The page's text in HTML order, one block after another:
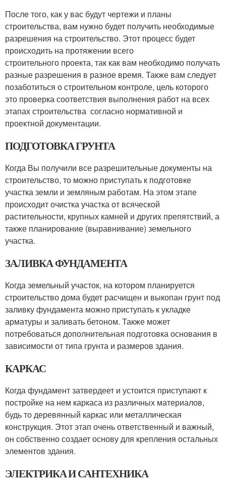
После того, как у вас будут чертежи и планы
строительства, вам нужно будет получить необходимые
разрешения на строительство. Этот процесс будет
происходить на протяжении всего
строительного проекта, так как вам необходимо получать
разные разрешения в разное время. Также вам следует
позаботиться о строительном контроле, цель которого
это проверка соответствия выполнения работ на всех
этапах строительства согласно нормативной и
проектной документации.
ПОДГОТОВКА ГРУНТА
Когда Вы получили все разрешительные документы на
строительство, то можно приступать к подготовке
участка земли и земляным работам. На этом этапе
происходит очистка участка от всяческой
растительности, крупных камней и других препятствий, а
также планирование (выравнивание) земельного
участка.
ЗАЛИВКА ФУНДАМЕНТА
Когда земельный участок, на котором планируется
строительство дома будет расчищен и выкопан грунт под
заливку фундамента можно приступать к укладке
арматуры и заливать бетоном. Также может
потребоваться дополнительная подготовка основания в
зависимости от типа грунта и размеров здания.
КАРКАС
Когда фундамент затвердеет и устоится приступают к
постройке на нем каркаса из различных материалов,
будь то деревянный каркас или металлическая
конструкция. Этот этап очень ответственный и важный,
он собственно создает основу для крепления остальных
элементов здания.
ЭЛЕКТРИКА И САНТЕХНИКА